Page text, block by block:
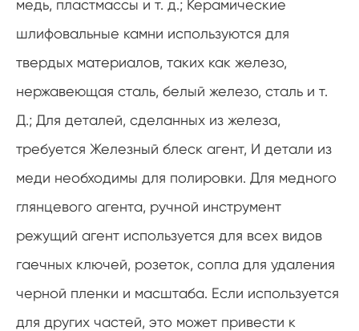
медь, пластмассы и т. д.; Керамические
шлифовальные камни используются для
твердых материалов, таких как железо,
нержавеющая сталь, белый железо, сталь и т.
Д.; Для деталей, сделанных из железа,
требуется Железный блеск агент, И детали из
меди необходимы для полировки. Для медного
глянцевого агента, ручной инструмент
режущий агент используется для всех видов
гаечных ключей, розеток, сопла для удаления
черной пленки и масштаба. Если используется
для других частей, это может привести к